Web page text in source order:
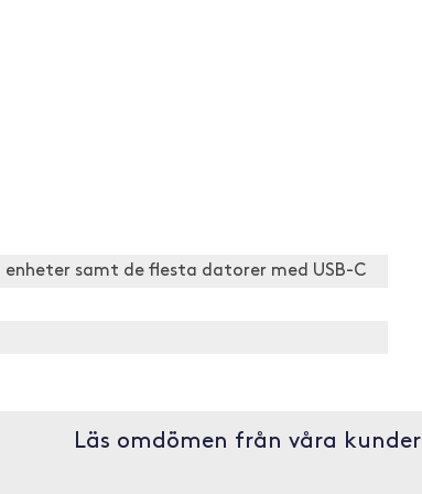
enheter samt de flesta datorer med USB-C
Läs omdömen från våra kunder